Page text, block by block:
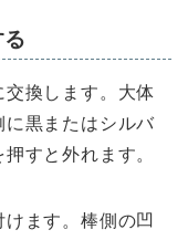
換します。大体
黒またはシルバ
すと外れます。
ます。棒側の凹